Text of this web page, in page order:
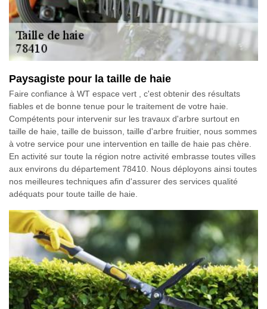
Paysagiste pour la taille de haie
Faire confiance à WT espace vert , c'est obtenir des résultats
fiables et de bonne tenue pour le traitement de votre haie.
Compétents pour intervenir sur les travaux d'arbre surtout en
taille de haie, taille de buisson, taille d'arbre fruitier, nous sommes
à votre service pour une intervention en taille de haie pas chère.
En activité sur toute la région notre activité embrasse toutes villes
aux environs du département 78410. Nous déployons ainsi toutes
nos meilleures techniques afin d'assurer des services qualité
adéquats pour toute taille de haie.